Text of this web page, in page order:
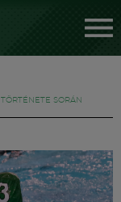
TÖRTÉNETE SORÁN